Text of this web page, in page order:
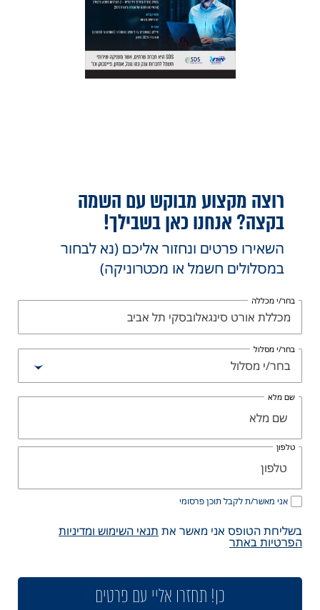
רוצה מקצוע מבוקש עם השמה
בקצה? אנחנו כאן בשבילך!
השאירו פרטים ונחזור אליכם (נא לבחור
במסלולים חשמל או מכטרוניקה)
בחר/י מכללה
מכללת אורט סינגאלובסקי תל אביב
בחר/י מסלול
בחר/י מסלול
שם מלא
טלפון
אני מאשר/ת לקבל תוכן פרסומי
בשליחת הטופס אני מאשר את תנאי השימוש ומדיניות
הפרטיות באתר
כן! תחזרו אליי עם פרטים